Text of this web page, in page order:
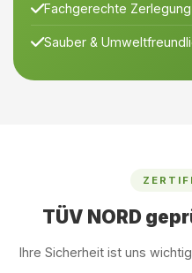
Fachgerechte
Sauber &
TÜV NORD
Ihre Sicherheit ist uns